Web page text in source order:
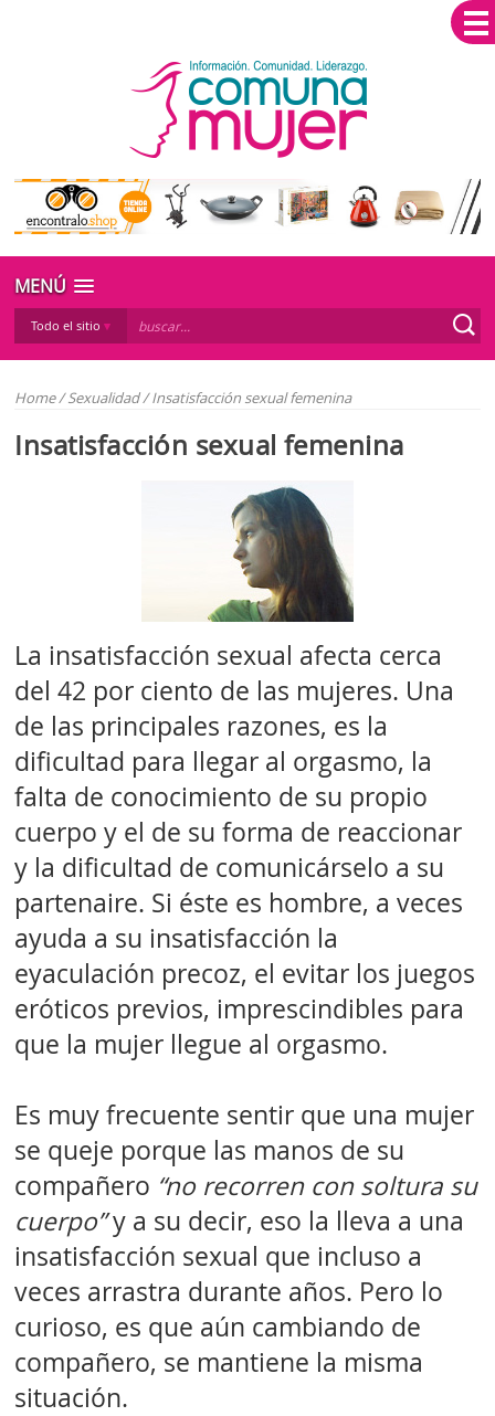
MENÚ
Todo el sitio
Home/Sexualidad/Insatisfacción sexual femenina
Insatisfacción sexual femenina
La insatisfacción sexual afecta cerca
del 42 por ciento de las mujeres. Una
de las principales razones, es la
dificultad para llegar al orgasmo, la
falta de conocimiento de su propio
cuerpo y el de su forma de reaccionar
y la dificultad de comunicárselo a su
partenaire. Si éste es hombre, a veces
ayuda a su insatisfacción la
eyaculación precoz, el evitar los juegos
eróticos previos, imprescindibles para
que la mujer llegue al orgasmo.
Es muy frecuente sentir que una mujer
se queje porque las manos de su
compañero “no recorren con soltura su
cuerpo”y a su decir, eso la lleva a una
insatisfacción sexual que incluso a
veces arrastra durante años. Pero lo
curioso, es que aún cambiando de
compañero, se mantiene la misma
situación.